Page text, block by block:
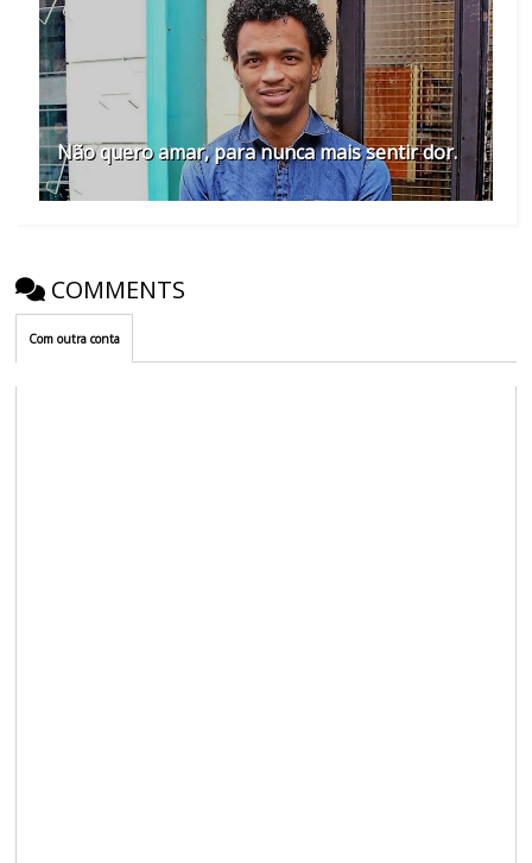
Não quero amar, para nunca mais sentir dor.
COMMENTS
Com outra conta